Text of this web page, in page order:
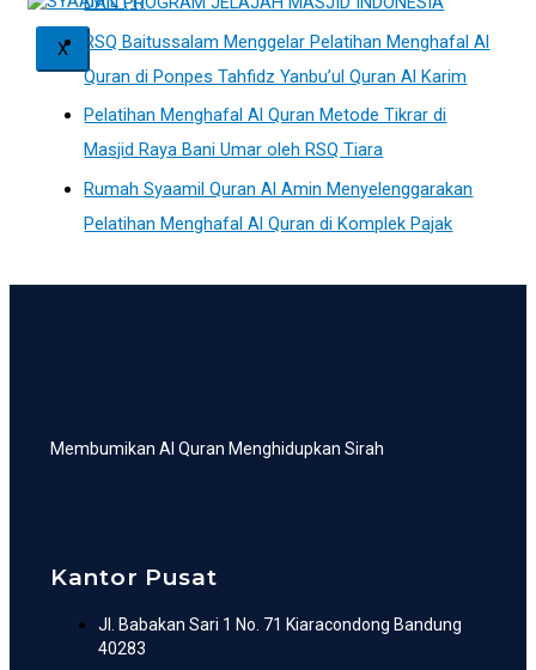
X
RSQ Baitussalam Menggelar Pelatihan Menghafal Al
Quran di Ponpes Tahfidz Yanbu’ul Quran Al Karim
Pelatihan Menghafal Al Quran Metode Tikrar di
Masjid Raya Bani Umar oleh RSQ Tiara
Rumah Syaamil Quran Al Amin Menyelenggarakan
Pelatihan Menghafal Al Quran di Komplek Pajak
Membumikan Al Quran Menghidupkan Sirah
Kantor Pusat
Jl. Babakan Sari 1 No. 71 Kiaracondong Bandung
40283